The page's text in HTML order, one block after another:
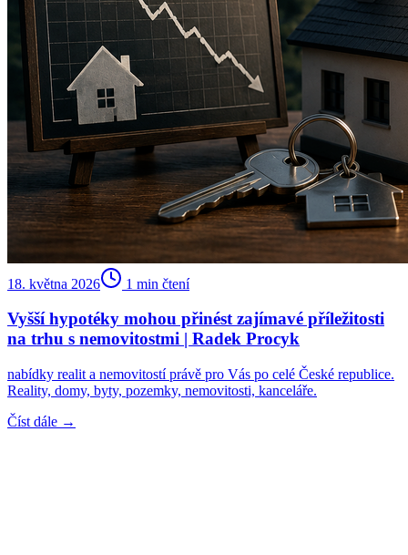
18. května 2026 1 min čtení
Vyšší hypotéky mohou přinést zajímavé příležitosti
na trhu s nemovitostmi | Radek Procyk
nabídky realit a nemovitostí právě pro Vás po celé České republice.
Reality, domy, byty, pozemky, nemovitosti, kanceláře.
Číst dále →